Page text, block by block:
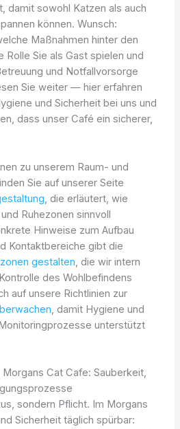
damit sowohl Katzen als auch
können. Wunsch:
Maßnahmen hinter den
Rolle Sie als Gast spielen und
und Notfallvorsorge
Sie weiter — hier erfahren
und Sicherheit bei uns und
dass unser Café ein sicherer,
zu unserem Raum- und
Sie auf unserer Seite
, die erläutert, wie
Ruhezonen sinnvoll
Hinweise zum Aufbau
Kontaktbereiche gibt die
gestalten, die wir intern
des Wohlbefindens
auf unsere Richtlinien zur
, damit Hygiene und
unterstützt
Cat Cafe: Sauberkeit,
sondern Pflicht. Im Morgans
Sicherheit täglich spürbar: